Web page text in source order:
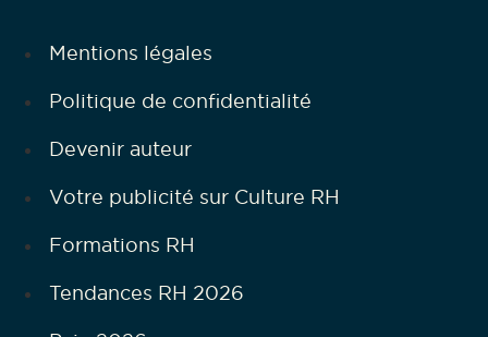
Mentions légales
Politique de confidentialité
Devenir auteur
Votre publicité sur Culture RH
Formations RH
Tendances RH 2026